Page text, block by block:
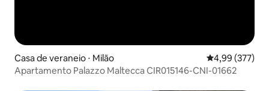
Casa de veraneio ⋅ Milão 4,99 de uma
4,99 (377)
Apartamento Palazzo Maltecca CIR015146-CNI-01662